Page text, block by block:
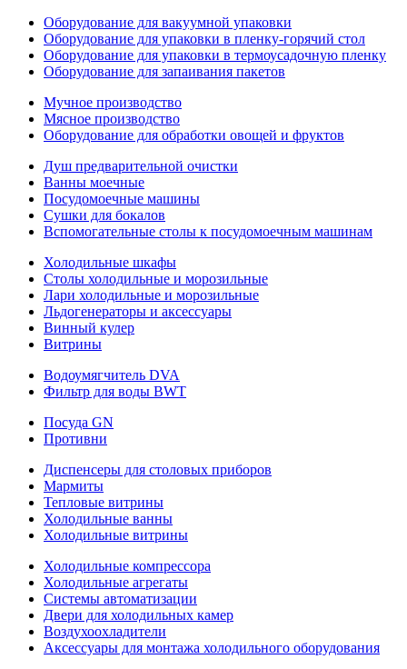
Оборудование для вакуумной упаковки
Оборудование для упаковки в пленку-горячий стол
Оборудование для упаковки в термоусадочную пленку
Оборудование для запаивания пакетов
Мучное производство
Мясное производство
Оборудование для обработки овощей и фруктов
Душ предварительной очистки
Ванны моечные
Посудомоечные машины
Сушки для бокалов
Вспомогательные столы к посудомоечным машинам
Холодильные шкафы
Столы холодильные и морозильные
Лари холодильные и морозильные
Льдогенераторы и аксессуары
Винный кулер
Витрины
Водоумягчитель DVA
Фильтр для воды BWT
Посуда GN
Противни
Диспенсеры для столовых приборов
Мармиты
Тепловые витрины
Холодильные ванны
Холодильные витрины
Холодильные компрессора
Холодильные агрегаты
Системы автоматизации
Двери для холодильных камер
Воздухоохладители
Аксессуары для монтажа холодильного оборудования